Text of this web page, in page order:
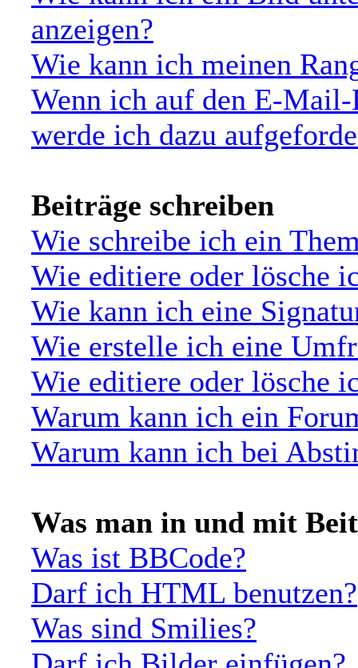
anzeigen?
Wie kann ich meinen
Wenn ich auf den E-
werde ich dazu
Beiträge schreiben
Wie schreibe ich ein
Wie editiere oder lösche
Wie kann ich eine
Wie erstelle ich eine
Wie editiere oder lösche
Warum kann ich ein
Warum kann ich bei
Was man in und mit
Was ist BBCode?
Darf ich HTML benutzen?
Was sind Smilies?